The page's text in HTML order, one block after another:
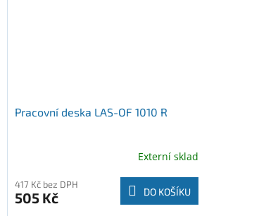
Pracovní deska LAS-OF 1010 R
Externí sklad
417 Kč bez DPH
505 Kč DO KOŠÍKU